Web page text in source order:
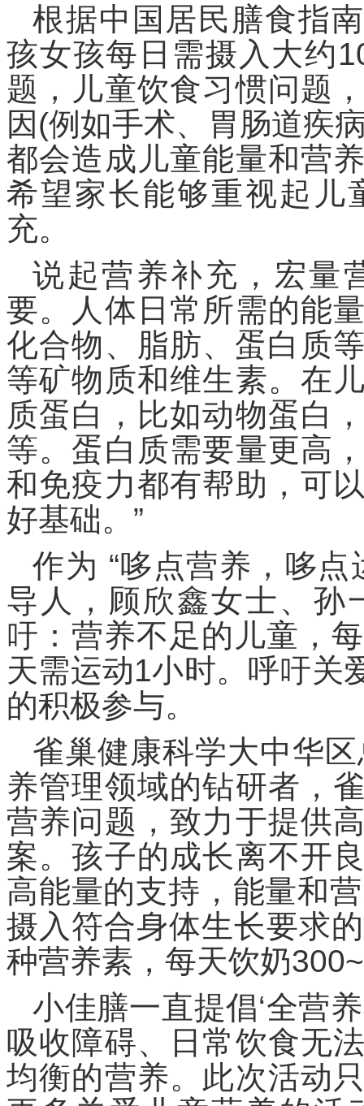
根据中国居民膳食指
孩女孩每日需摄入大约
题，儿童饮食习惯问题
因(例如手术、胃肠道疾
都会造成儿童能量和营
希望家长能够重视起儿
充。
说起营养补充，宏量
要。人体日常所需的能
化合物、脂肪、蛋白质
等矿物质和维生素。在
质蛋白，比如动物蛋白
等。蛋白质需要量更高
和免疫力都有帮助，可
好基础。”
作为 “哆点营养，哆
导人，顾欣鑫女士、孙
吁：营养不足的儿童，
天需运动1小时。呼吁关
的积极参与。
雀巢健康科学大中华
养管理领域的钻研者，
营养问题，致力于提供
案。孩子的成长离不开
高能量的支持，能量和
摄入符合身体生长要求
种营养素，每天饮奶
小佳膳一直提倡‘全营
吸收障碍、日常饮食无
均衡的营养。此次活动